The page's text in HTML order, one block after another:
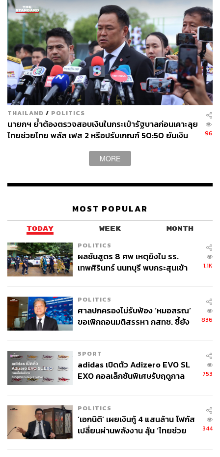
ภาวะความเสี่ยงที่จะทำให้ประเทศไม่มีความพร้อม เหมือน
คนภูมิคุ้มกันไม่ดี หรือไม่มีภูมิคุ้มกัน พอมีอะไรมากระทบ
หน่อยหนึ่งก็เจ็บป่วยรุนแรง อาจจะไม่ได้เกิดผลกระทบทันที
แต่ประเทศที่ดีต้องมีการเตรียมความพร้อมรับความเสี่ยง
ต่างๆ ที่จะเกิดขึ้น”
ศิริกัญญากล่าวถึงงบประมาณที่เพิ่มขึ้น แต่กลับเหลืองบใช้ได้
จริงแค่ 1 ใน 4 ของงบประมาณ เพราะมีรายจ่ายอื่นๆ ที่ไปยุ่ง
ไปตัดไม่ได้ งบประมาณที่จะเอาไปคิด ไปทำ ไปพัฒนา
ประเทศ สุดท้ายจะเหลือไม่ถึง 1 ล้านล้านบาท ทางออกเดียว
คือ เราจำเป็นจะต้องเพิ่มรายได้ แสดงศักยภาพในการหาเงิน
ให้ประเทศได้แล้ว
ศิริกัญญายกตัวอย่างโครงการต่างๆ ของรัฐบาล ซึ่งมีเพิ่มขึ้น
ธรรมชัดเจน ว่าถ้าท่านจะผลักดันขับเคลื่อนนโยบายอื่นๆ ของ
ดีมาก เพราะเห็นได้ชัดมากว่าไม่ใช่แค่งบประมาณ ภาระ
ทางการคลัง ทรัพยากร แต่รวมถึงสมาธิของคณะรัฐมนตรีที่
หายไป เพราะถูกทุ่มไปให้กับโครงการดิจิทัลวอลเล็ต
โครงการเดียว
แต่เราคงต้องลุ้นกันต่อไปว่าโครงการนี้จะประสบความสำเร็จ
หรือจะได้ทำหรือไม่ เพราะเป็นการกู้เต็มจำนวน ไม่มีการ
โครงการใหม่ใส่ไว้ในหน่วยงานรับผิดชอบ ก็กลับเพิ่มรายการ
ใหม่มาในงบกลาง
หาทางหนีทีไล่เอาไว้ หากท้ายที่สุดไม่ได้ทำ จะได้
เปลี่ยนไปทำอย่างอื่นง่ายขึ้น
ไม่ใส่ไว้ในเงินใช้จ่ายฉุกเฉินจำเป็นของงบกลางเช่น
เดียวกัน เพราะหากใส่จะเกินกรอบวินัยการเงินการคลัง
หาเจ้าภาพไม่ได้ เลยมาแปะลอยๆ ไว้ก่อน แถมการใช้
THAILAND / POLITICS
นายกฯ ย้ำต้องตรวจสอบเงินในกระเป๋ารัฐบาลก่อนเคาะลุย
ไทยช่วยไทย พลัส เฟส 2 หรือปรับเกณฑ์ 50:50 ยันเงิน
96
MORE
MOST POPULAR
TODAY WEEK MONTH
POLITICS
ผลชันสูตร 8 ศพ เหตุยิงใน รร.
เทพศิรินทร์ นนทบุรี พบกระสุนเข้า
1.1K
POLITICS
ศาลปกครองไม่รับฟ้อง ‘หมอสรณ’
ขอเพิกถอนมติสรรหา กสทช. ชี้ยัง
836
SPORT
adidas เปิดตัว Adizero EVO SL
EXO คอลเล็กชันพิเศษรับฤดูกาล
753
POLITICS
‘เอกนิติ’ เผยเงินกู้ 4 แสนล้าน โฟกัส
เปลี่ยนผ่านพลังงาน ลุ้น ‘ไทยช่วย
344